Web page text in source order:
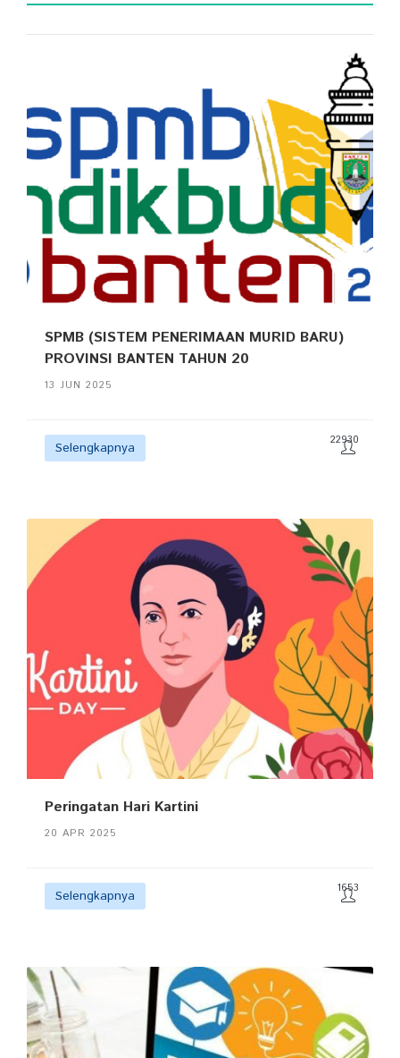
SPMB (SISTEM PENERIMAAN MURID BARU)
PROVINSI BANTEN TAHUN 20
13 JUN 2025
Selengkapnya 22930
Peringatan Hari Kartini
20 APR 2025
Selengkapnya 1653